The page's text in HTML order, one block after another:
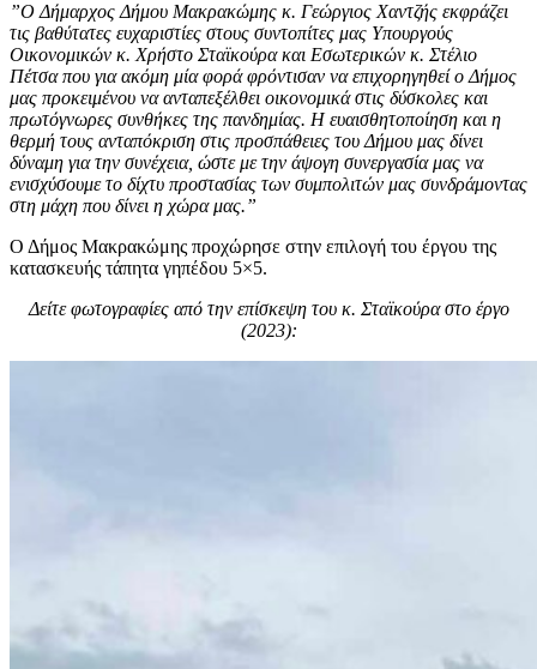
”Ο Δήμαρχος Δήμου Μακρακώμης κ. Γεώργιος Χαντζής εκφράζει
τις βαθύτατες ευχαριστίες στους συντοπίτες μας Υπουργούς
Οικονομικών κ. Χρήστο Σταϊκούρα και Εσωτερικών κ. Στέλιο
Πέτσα που για ακόμη μία φορά φρόντισαν να επιχορηγηθεί ο Δήμος
μας προκειμένου να ανταπεξέλθει οικονομικά στις δύσκολες και
πρωτόγνωρες συνθήκες της πανδημίας. Η ευαισθητοποίηση και η
θερμή τους ανταπόκριση στις προσπάθειες του Δήμου μας δίνει
δύναμη για την συνέχεια, ώστε με την άψογη συνεργασία μας να
ενισχύσουμε το δίχτυ προστασίας των συμπολιτών μας συνδράμοντας
στη μάχη που δίνει η χώρα μας.”
Ο Δήμος Μακρακώμης προχώρησε στην επιλογή του έργου της
κατασκευής τάπητα γηπέδου 5×5.
Δείτε φωτογραφίες από την επίσκεψη του κ. Σταϊκούρα στο έργο
(2023):